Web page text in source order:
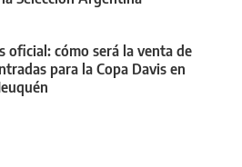
oficial: cómo será la venta de
para la Copa Davis en